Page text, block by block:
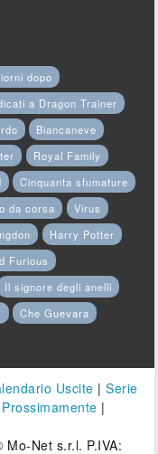
dopo
a Dragon Trainer
Biancaneve
Royal Family
Cinquanta sfumature
da corsa
Virus
Harry Potter
Furious
Il signore degli anelli
Che Guevara
Uscite |Serie
Prossimamente |
Net s.r.l. P.IVA: